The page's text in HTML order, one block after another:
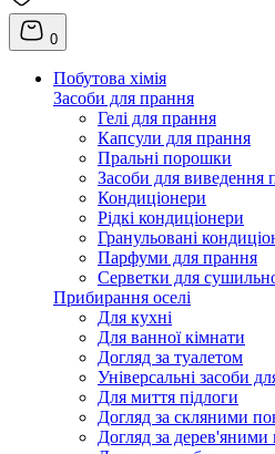
0
Побутова хімія
Засоби для прання
Гелі для прання
Капсули для прання
Пральні порошки
Засоби для виведення
Кондиціонери
Рідкі кондиціонери
Гранульовані
Парфуми для прання
Серветки для
Прибирання оселі
Для кухні
Для ванної кімнати
Догляд за туалетом
Універсальні засоби
Для миття підлоги
Догляд за скляними
Догляд за